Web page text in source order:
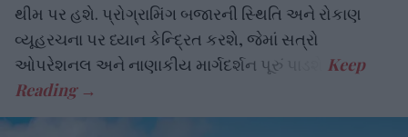
થીમ પર હશે. પ્રોગ્રામિંગ બજારની સ્થિતિ અને રોકાણ
વ્યૂહરચના પર ધ્યાન કેન્દ્રિત કરશે, જેમાં સત્રો
ઓપરેશનલ અને નાણાકીય માર્ગદર્શન પૂરું પાડશે.